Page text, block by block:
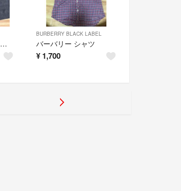
バーバリー ブラックレーベル ハーフパンツ
BURBERRY BLACK LABEL
バーバリー シャツ
¥ 1,700